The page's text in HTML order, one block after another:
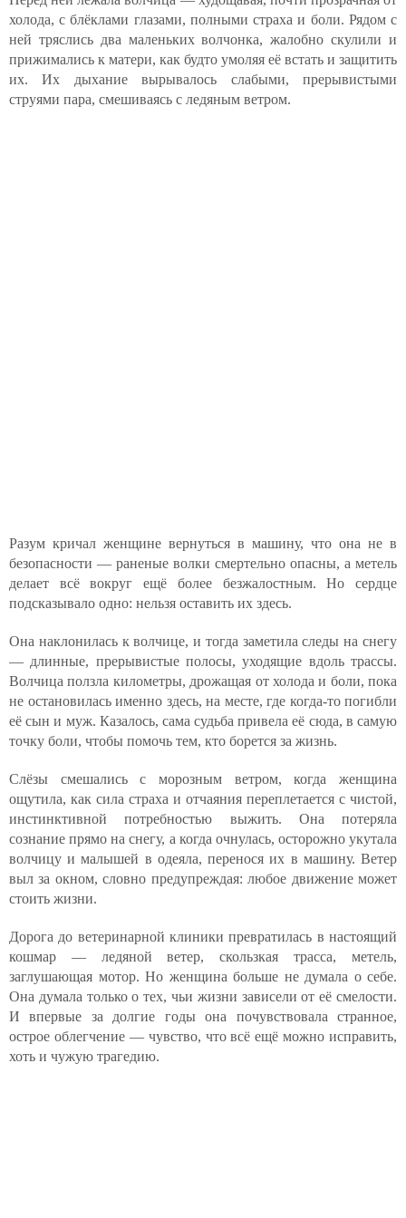
холода, с блёклами глазами, полными страха и боли. Рядом с
ней тряслись два маленьких волчонка, жалобно скулили и
прижимались к матери, как будто умоляя её встать и защитить
их. Их дыхание вырывалось слабыми, прерывистыми
струями пара, смешиваясь с ледяным ветром.
Разум кричал женщине вернуться в машину, что она не в
безопасности — раненые волки смертельно опасны, а метель
делает всё вокруг ещё более безжалостным. Но сердце
подсказывало одно: нельзя оставить их здесь.
Она наклонилась к волчице, и тогда заметила следы на снегу
— длинные, прерывистые полосы, уходящие вдоль трассы.
Волчица ползла километры, дрожащая от холода и боли, пока
не остановилась именно здесь, на месте, где когда-то погибли
её сын и муж. Казалось, сама судьба привела её сюда, в самую
точку боли, чтобы помочь тем, кто борется за жизнь.
Слёзы смешались с морозным ветром, когда женщина
ощутила, как сила страха и отчаяния переплетается с чистой,
инстинктивной потребностью выжить. Она потеряла
сознание прямо на снегу, а когда очнулась, осторожно укутала
волчицу и малышей в одеяла, перенося их в машину. Ветер
выл за окном, словно предупреждая: любое движение может
стоить жизни.
Дорога до ветеринарной клиники превратилась в настоящий
кошмар — ледяной ветер, скользкая трасса, метель,
заглушающая мотор. Но женщина больше не думала о себе.
Она думала только о тех, чьи жизни зависели от её смелости.
И впервые за долгие годы она почувствовала странное,
острое облегчение — чувство, что всё ещё можно исправить,
хоть и чужую трагедию.